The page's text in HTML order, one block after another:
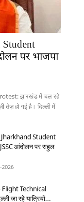
पर भाजपा
झारखंड में चल रहे
तेज़ हो गई है। दिल्ली में
Student
आंदोलन पर राहुल
2026
Technical
जा रहे यात्रियों...